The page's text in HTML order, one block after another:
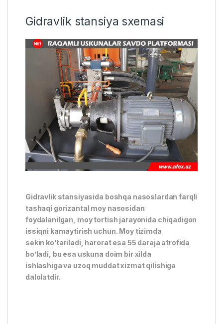
Gidravlik stansiya sxemasi
Gidravlik stansiyasida boshqa nasoslardan farqli
tashaqi gorizantal moy nasosidan
foydalanilgan, moy tortish jarayonida chiqadigon
issiqni kamaytirish uchun. Moy tizimda
sekin ko’tariladi, harorat esa 55 daraja atrofida
bo’ladi, bu esa uskuna doim bir xilda
ishlashiga va uzoq muddat xizmat qilishiga
dalolatdir.